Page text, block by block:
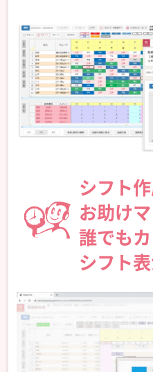
シフト
お助け
誰でも
シフト